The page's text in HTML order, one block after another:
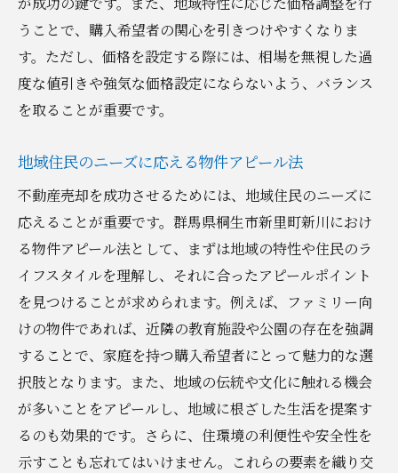
うことで、購入希望者の関心を引きつけやすくなりま
す。ただし、価格を設定する際には、相場を無視した過
度な値引きや強気な価格設定にならないよう、バランス
を取ることが重要です。
地域住民のニーズに応える物件アピール法
不動産売却を成功させるためには、地域住民のニーズに
応えることが重要です。群馬県桐生市新里町新川におけ
る物件アピール法として、まずは地域の特性や住民のラ
イフスタイルを理解し、それに合ったアピールポイント
を見つけることが求められます。例えば、ファミリー向
けの物件であれば、近隣の教育施設や公園の存在を強調
することで、家庭を持つ購入希望者にとって魅力的な選
択肢となります。また、地域の伝統や文化に触れる機会
が多いことをアピールし、地域に根ざした生活を提案す
るのも効果的です。さらに、住環境の利便性や安全性を
示すことも忘れてはいけません。これらの要素を織り交